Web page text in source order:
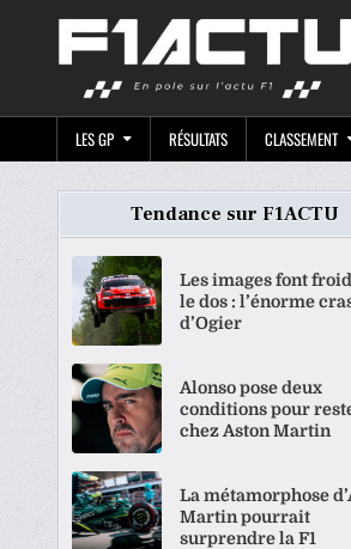
LES GP RÉSULTATS CLASSEMENT
Tendance sur F1ACTU
Les images font
le dos : l’énorme
d’Ogier
Alonso pose deux
conditions pour
chez Aston Martin
La métamorphose
Martin pourrait
surprendre la F1